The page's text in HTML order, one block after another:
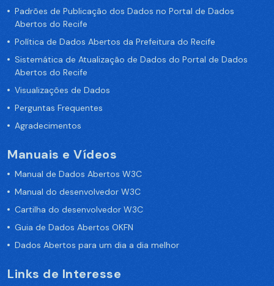
Padrões de Publicação dos Dados no Portal de Dados
Abertos do Recife
Política de Dados Abertos da Prefeitura do Recife
Sistemática de Atualização de Dados do Portal de Dados
Abertos do Recife
Visualizações de Dados
Perguntas Frequentes
Agradecimentos
Manuais e Vídeos
Manual de Dados Abertos W3C
Manual do desenvolvedor W3C
Cartilha do desenvolvedor W3C
Guia de Dados Abertos OKFN
Dados Abertos para um dia a dia melhor
Links de Interesse